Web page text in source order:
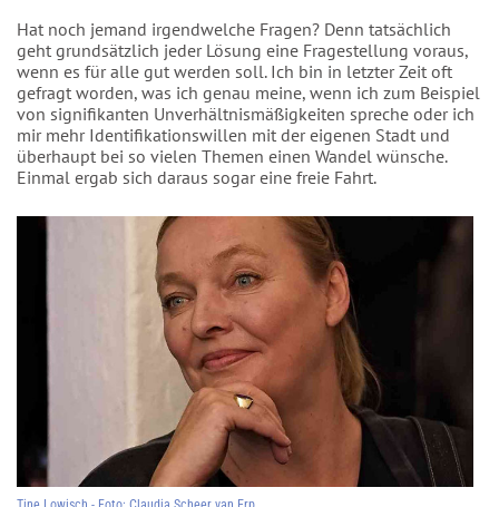
Hat noch jemand irgendwelche Fragen? Denn tatsächlich
geht grundsätzlich jeder Lösung eine Fragestellung voraus,
wenn es für alle gut werden soll. Ich bin in letzter Zeit oft
gefragt worden, was ich genau meine, wenn ich zum Beispiel
von signifikanten Unverhältnismäßigkeiten spreche oder ich
mir mehr Identifikationswillen mit der eigenen Stadt und
überhaupt bei so vielen Themen einen Wandel wünsche.
Einmal ergab sich daraus sogar eine freie Fahrt.